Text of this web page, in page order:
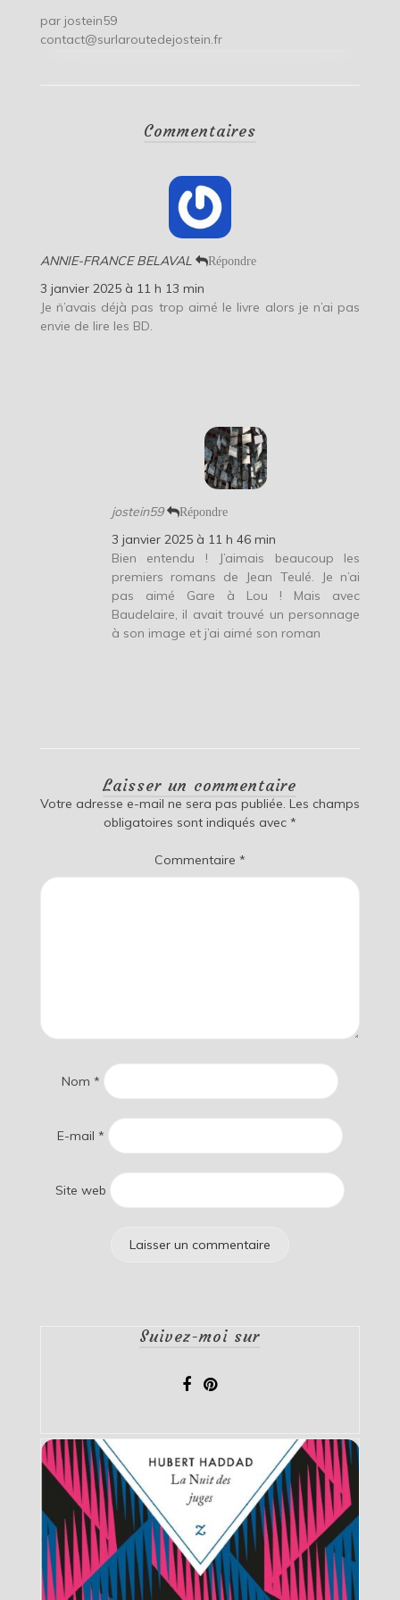
par jostein59
contact@surlaroutedejostein.fr
Commentaires
ANNIE-FRANCE BELAVAL Répondre
3 janvier 2025 à 11 h 13 min
Je n̈’avais déjà pas trop aimé le livre alors je n’ai pas
envie de lire les BD.
jostein59 Répondre
3 janvier 2025 à 11 h 46 min
Bien entendu ! J’aimais beaucoup les
premiers romans de Jean Teulé. Je n’ai
pas aimé Gare à Lou ! Mais avec
Baudelaire, il avait trouvé un personnage
à son image et j’ai aimé son roman
Laisser un commentaire
Votre adresse e-mail ne sera pas publiée. Les champs
obligatoires sont indiqués avec *
Commentaire *
Nom *
E-mail *
Site web
Suivez-moi sur